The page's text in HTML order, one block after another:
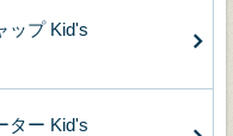
ップ Kid's
ター Kid's